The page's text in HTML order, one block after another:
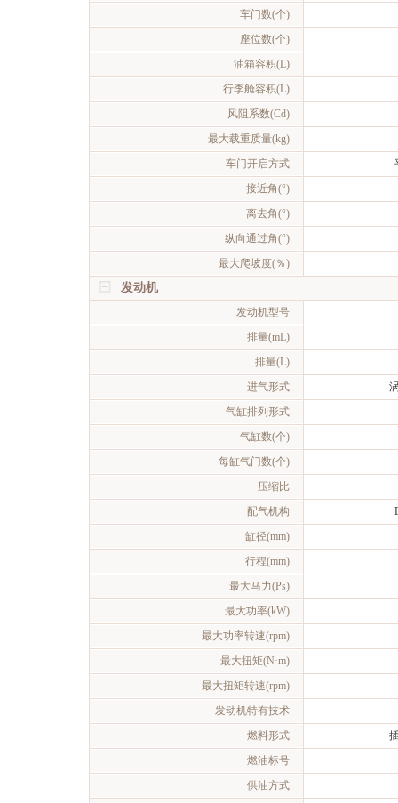
车门数(个)
座位数(个)
油箱容积(L)
行李舱容积(L)
风阻系数(Cd)
最大载重质量(kg)
车门开启方式
接近角(°)
离去角(°)
纵向通过角(°)
最大爬坡度(％)
发动机
发动机型号
排量(mL)
排量(L)
进气形式
气缸排列形式
气缸数(个)
每缸气门数(个)
压缩比
配气机构
缸径(mm)
行程(mm)
最大马力(Ps)
最大功率(kW)
最大功率转速(rpm)
最大扭矩(N·m)
最大扭矩转速(rpm)
发动机特有技术
燃料形式
燃油标号
供油方式